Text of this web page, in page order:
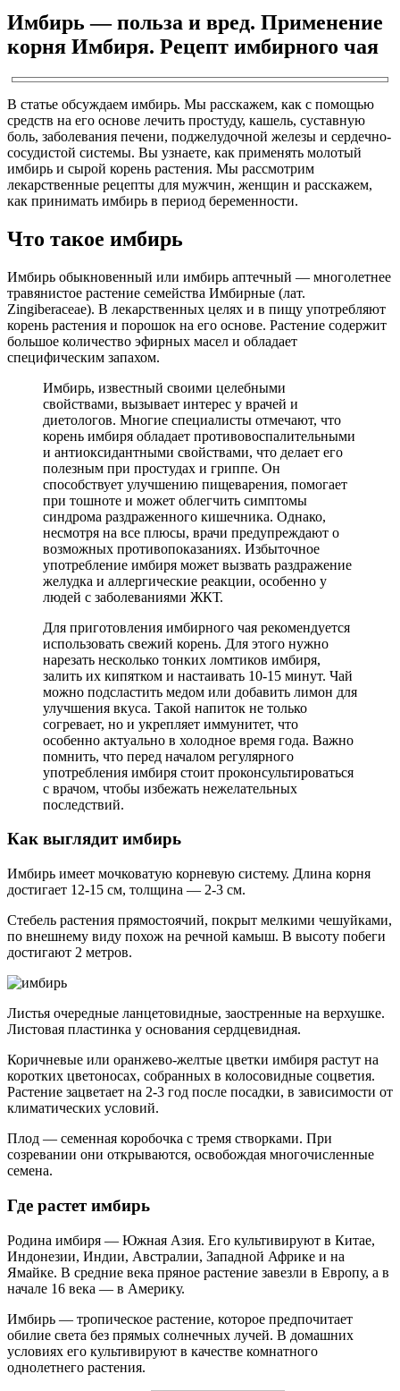
Имбирь — польза и вред. Применение
корня Имбиря. Рецепт имбирного чая
В статье обсуждаем имбирь. Мы расскажем, как с помощью
средств на его основе лечить простуду, кашель, суставную
боль, заболевания печени, поджелудочной железы и сердечно-
сосудистой системы. Вы узнаете, как применять молотый
имбирь и сырой корень растения. Мы рассмотрим
лекарственные рецепты для мужчин, женщин и расскажем,
как принимать имбирь в период беременности.
Что такое имбирь
Имбирь обыкновенный или имбирь аптечный — многолетнее
травянистое растение семейства Имбирные (лат.
Zingiberaceae). В лекарственных целях и в пищу употребляют
корень растения и порошок на его основе. Растение содержит
большое количество эфирных масел и обладает
специфическим запахом.
Имбирь, известный своими целебными
свойствами, вызывает интерес у врачей и
диетологов. Многие специалисты отмечают, что
корень имбиря обладает противовоспалительными
и антиоксидантными свойствами, что делает его
полезным при простудах и гриппе. Он
способствует улучшению пищеварения, помогает
при тошноте и может облегчить симптомы
синдрома раздраженного кишечника. Однако,
несмотря на все плюсы, врачи предупреждают о
возможных противопоказаниях. Избыточное
употребление имбиря может вызвать раздражение
желудка и аллергические реакции, особенно у
людей с заболеваниями ЖКТ.
Для приготовления имбирного чая рекомендуется
использовать свежий корень. Для этого нужно
нарезать несколько тонких ломтиков имбиря,
залить их кипятком и настаивать 10-15 минут. Чай
можно подсластить медом или добавить лимон для
улучшения вкуса. Такой напиток не только
согревает, но и укрепляет иммунитет, что
особенно актуально в холодное время года. Важно
помнить, что перед началом регулярного
употребления имбиря стоит проконсультироваться
с врачом, чтобы избежать нежелательных
последствий.
Как выглядит имбирь
Имбирь имеет мочковатую корневую систему. Длина корня
достигает 12-15 см, толщина — 2-3 см.
Стебель растения прямостоячий, покрыт мелкими чешуйками,
по внешнему виду похож на речной камыш. В высоту побеги
достигают 2 метров.
Листья очередные ланцетовидные, заостренные на верхушке.
Листовая пластинка у основания сердцевидная.
Коричневые или оранжево-желтые цветки имбиря растут на
коротких цветоносах, собранных в колосовидные соцветия.
Растение зацветает на 2-3 год после посадки, в зависимости от
климатических условий.
Плод — семенная коробочка с тремя створками. При
созревании они открываются, освобождая многочисленные
семена.
Где растет имбирь
Родина имбиря — Южная Азия. Его культивируют в Китае,
Индонезии, Индии, Австралии, Западной Африке и на
Ямайке. В средние века пряное растение завезли в Европу, а в
начале 16 века — в Америку.
Имбирь — тропическое растение, которое предпочитает
обилие света без прямых солнечных лучей. В домашних
условиях его культивируют в качестве комнатного
однолетнего растения.